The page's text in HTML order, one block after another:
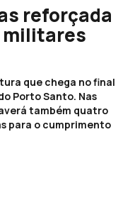
reforçada
militares
que chega no final
Porto Santo. Nas
também quatro
para o cumprimento